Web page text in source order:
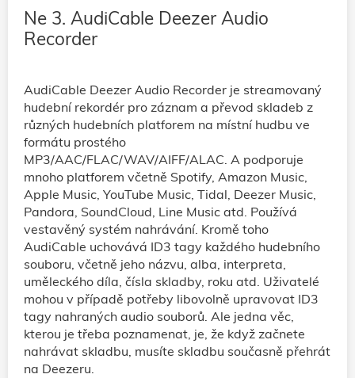
Ne 3. AudiCable Deezer Audio
Recorder
AudiCable Deezer Audio Recorder je streamovaný
hudební rekordér pro záznam a převod skladeb z
různých hudebních platforem na místní hudbu ve
formátu prostého
MP3/AAC/FLAC/WAV/AIFF/ALAC. A podporuje
mnoho platforem včetně Spotify, Amazon Music,
Apple Music, YouTube Music, Tidal, Deezer Music,
Pandora, SoundCloud, Line Music atd. Používá
vestavěný systém nahrávání. Kromě toho
AudiCable uchovává ID3 tagy každého hudebního
souboru, včetně jeho názvu, alba, interpreta,
uměleckého díla, čísla skladby, roku atd. Uživatelé
mohou v případě potřeby libovolně upravovat ID3
tagy nahraných audio souborů. Ale jedna věc,
kterou je třeba poznamenat, je, že když začnete
nahrávat skladbu, musíte skladbu současně přehrát
na Deezeru.